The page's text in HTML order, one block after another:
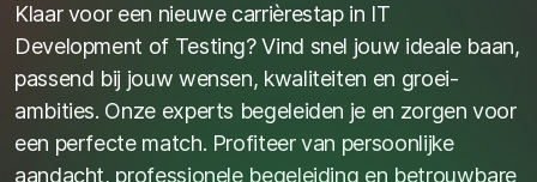
Klaar voor een nieuwe carrièrestap in IT
Development of Testing? Vind snel jouw ideale baan,
passend bij jouw wensen, kwaliteiten en groei-
ambities. Onze experts begeleiden je en zorgen voor
een perfecte match. Profiteer van persoonlijke
aandacht, professionele begeleiding en betrouwbare